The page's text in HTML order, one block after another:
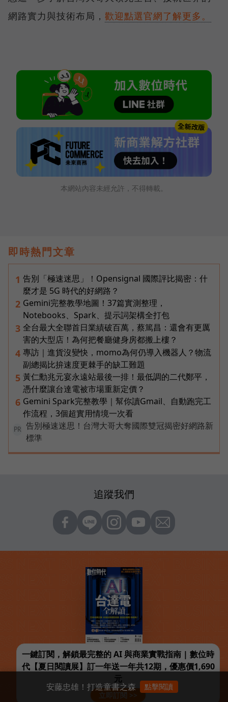
網路實力與技術布局， 歡迎點選官網了解更多。
本網站內容未經允許，不得轉載。
即時熱門文章
1 告別「極速迷思」！Opensignal 國際評比揭密：什
麼才是 5G 時代的好網路？
2 Gemini完整教學地圖！37篇實測整理，
Notebooks、Spark、提示詞架構全打包
3 全台最大全聯首日業績破百萬，蔡篤昌：還會有更厲
害的大型店！為何把餐廳健身房都搬上樓？
4 專訪｜進貨沒變快，momo為何仍導入機器人？物流
副總揭比拚速度更棘手的缺工難題
5 黃仁勳兆元宴永遠站最後一排！最低調的二代鄭平，
憑什麼讓台達電被市場重新定價？
6 Gemini Spark完整教學｜幫你讀Gmail、自動跑完工
作流程，3個超實用情境一次看
PR
告別極速迷思！台灣大哥大奪國際雙冠揭密好網路新
標準
追蹤我們
一鍵訂閱，解鎖最完整的 AI 與商業實戰指南 | 數位時
代【夏日閱讀展】訂一年送一年共12期，優惠價1,690
元
立即訂閱 >>
安藤忠雄！打造童書之森 點擊閱讀